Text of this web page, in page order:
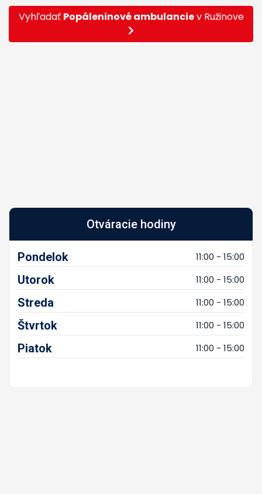
Vyhľadať Popáleninové ambulancie v Ružinove
Otváracie hodiny
Pondelok 11:00 - 15:00
Utorok 11:00 - 15:00
Streda 11:00 - 15:00
Štvrtok 11:00 - 15:00
Piatok 11:00 - 15:00